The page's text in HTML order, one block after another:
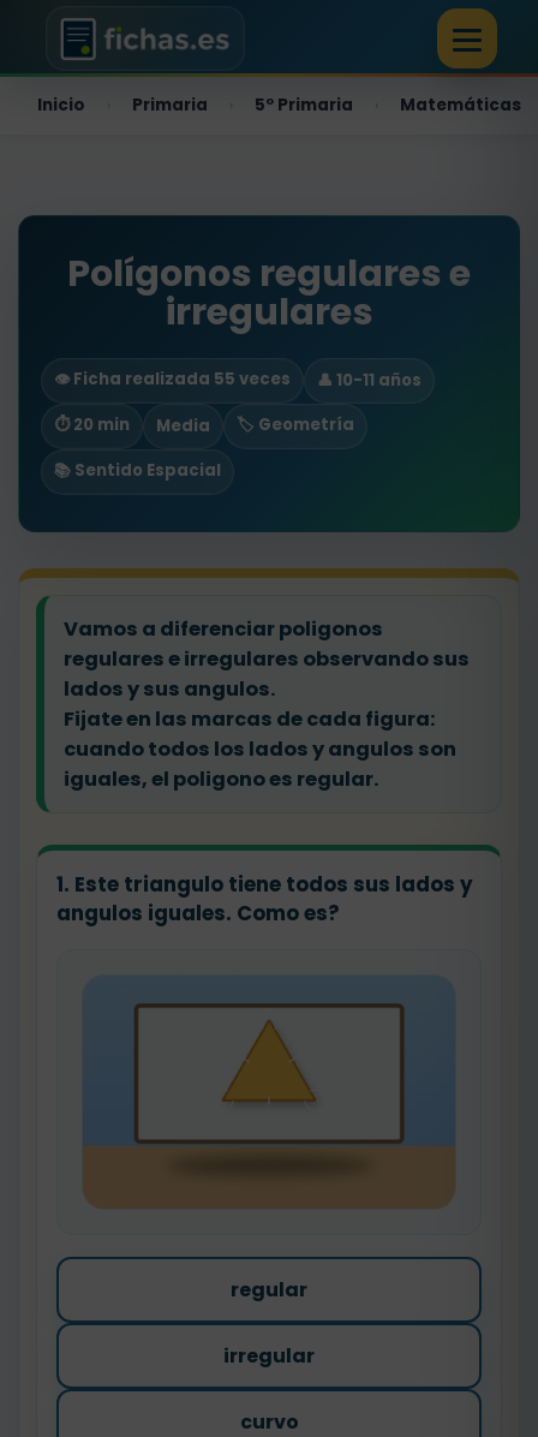
Inicio Primaria 5º Primaria Matemáticas
Polígonos regulares e
irregulares
👁️ Ficha realizada 55 veces
👤 10-11 años
⏱ 20 min
Media
🏷️ Geometría
📚 Sentido Espacial
Vamos a diferenciar poligonos
regulares e irregulares observando sus
lados y sus angulos.
Fijate en las marcas de cada figura:
cuando todos los lados y angulos son
iguales, el poligono es regular.
1. Este triangulo tiene todos sus lados y
angulos iguales. Como es?
regular
irregular
curvo